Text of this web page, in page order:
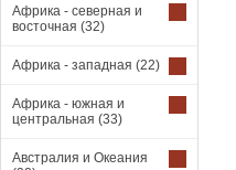
Африка - северная и
восточная (32)
Африка - западная (22)
Африка - южная и
центральная (33)
Австралия и Океания